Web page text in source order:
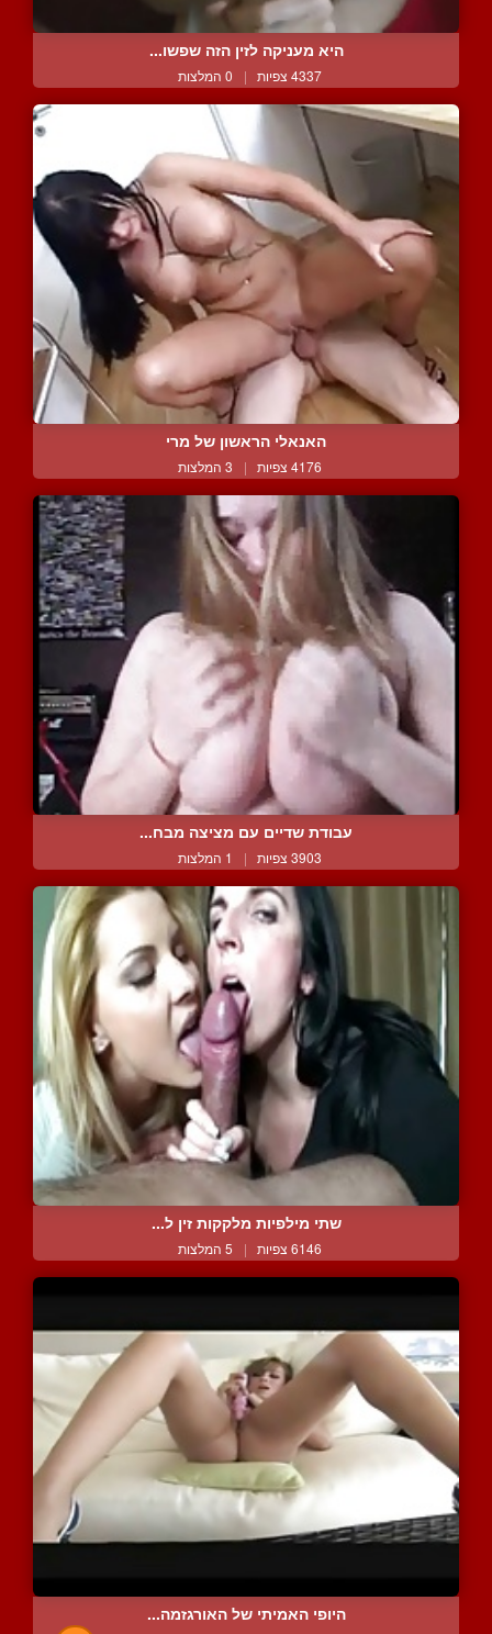
היא מעניקה לזין הזה שפשו...
4337 צפיות | 0 המלצות
האנאלי הראשון של מרי
4176 צפיות | 3 המלצות
עבודת שדיים עם מציצה מבח...
3903 צפיות | 1 המלצות
שתי מילפיות מלקקות זין ל...
6146 צפיות | 5 המלצות
היופי האמיתי של האורגזמה...